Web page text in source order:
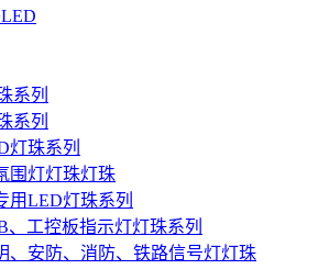
系列
系列
灯珠系列
围灯灯珠灯珠
用LED灯珠系列
、工控板指示灯灯珠系列
、安防、消防、铁路信号灯灯珠